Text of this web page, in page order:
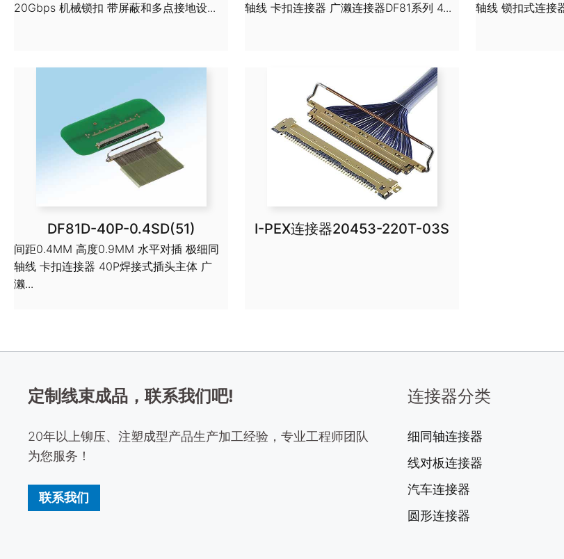
20Gbps 机械锁扣 带屏蔽和多点接地设...
轴线 卡扣连接器 广濑连接器DF81系列 4...
轴线 锁扣式连接
DF81D-40P-0.4SD(51)
间距0.4MM 高度0.9MM 水平对插 极细同
轴线 卡扣连接器 40P焊接式插头主体 广
濑...
I-PEX连接器20453-220T-03S
定制线束成品，联系我们吧!
20年以上铆压、注塑成型产品生产加工经验，专业工程师团队
为您服务！
联系我们
连接器分类
细同轴连接器
线对板连接器
汽车连接器
圆形连接器